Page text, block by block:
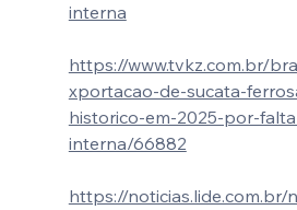
interna
https://www.tvkz.com.br/
xportacao-de-sucata-
historico-em-2025-por-
interna/66882
https://noticias.lide.com.br/